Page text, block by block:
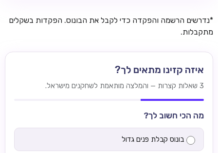
*נדרשים הרשמה והפקדה כדי לקבל את הבונוס. הפקדות בשקלים
מתקבלות.
איזה קזינו מתאים לך?
3 שאלות קצרות — והמלצה מותאמת לשחקנים מישראל.
מה הכי חשוב לך?
בונוס קבלת פנים גדול